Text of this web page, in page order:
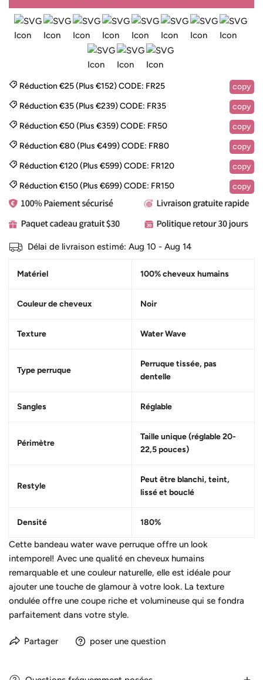
Réduction €25 (Plus €152)CODE: FR25
copy
Réduction €35 (Plus €239)CODE: FR35
copy
Réduction €50 (Plus €359)CODE: FR50
copy
Réduction €80 (Plus €499)CODE: FR80
copy
Réduction €120 (Plus €599)CODE: FR120
copy
Réduction €150 (Plus €699)CODE: FR150 copy
Délai de livraison estimé: Aug 10 - Aug 14
Matériel 100% cheveux humains
Couleur de cheveux Noir
Texture Water Wave
Type perruque
Perruque tissée, pas
dentelle
Sangles Réglable
Périmètre
Taille unique (réglable 20-
22,5 pouces)
Restyle
Peut être blanchi, teint,
lissé et bouclé
Densité 180%
Cette bandeau water wave perruque offre un look
intemporel! Avec une qualité en cheveux humains
remarquable et une couleur naturelle, elle est idéale pour
ajouter une touche de glamour à votre look. La texture
ondulée offre une coupe riche et volumineuse qui se fondra
parfaitement dans votre style.
Partager poser une question